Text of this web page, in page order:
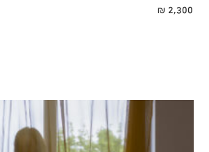
2,300
₪